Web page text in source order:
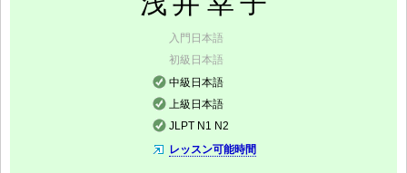
入門日本語
初級日本語
中級日本語
上級日本語
JLPT N1 N2
レッスン可能時間